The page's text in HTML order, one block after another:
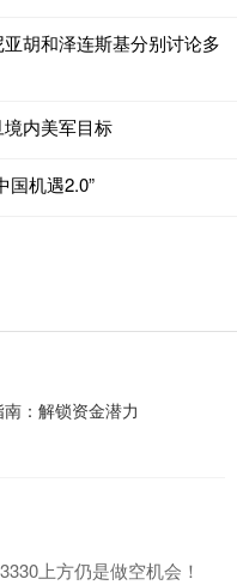
胡和泽连斯基分别讨论多
内美军目标
国机遇2.0”
：解锁资金潜力
上方仍是做空机会！